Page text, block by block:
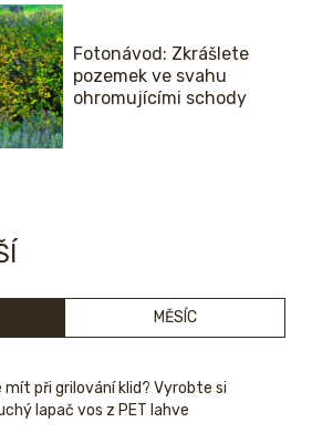
Fotonávod: Zkrášlete
pozemek ve svahu
ohromujícími schody
MĚSÍC
mít při grilování klid? Vyrobte si
lapač vos z PET lahve